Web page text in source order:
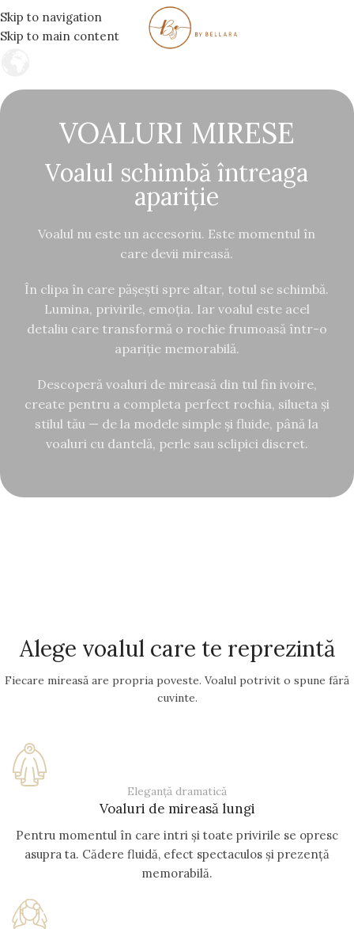
Skip to navigation
Skip to main content
MENIU
VOALURI MIRESE
Voalul schimbă întreaga
apariție
Voalul nu este un accesoriu. Este momentul în
care devii mireasă.
În clipa în care pășești spre altar, totul se schimbă.
Lumina, privirile, emoția. Iar voalul este acel
detaliu care transformă o rochie frumoasă într-o
apariție memorabilă.
Descoperă voaluri de mireasă din tul fin ivoire,
create pentru a completa perfect rochia, silueta și
stilul tău — de la modele simple și fluide, până la
voaluri cu dantelă, perle sau sclipici discret.
Alege voalul care te reprezintă
Fiecare mireasă are propria poveste. Voalul potrivit o spune fără
cuvinte.
Eleganță dramatică
Voaluri de mireasă lungi
Pentru momentul în care intri și toate privirile se opresc
asupra ta. Cădere fluidă, efect spectaculos și prezență
memorabilă.